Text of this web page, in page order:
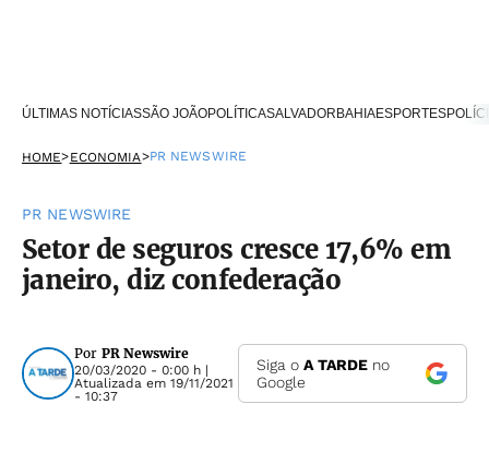
ÚLTIMAS NOTÍCIASSÃO JOÃOPOLÍTICASALVADOR BAHIAESPORTES
HOME>ECONOMIA>PR NEWSWIRE
PR NEWSWIRE
Setor de seguros cresce 17,6% em
janeiro, diz confederação
Por PR Newswire
20/03/2020 - 0:00 h |
Atualizada em 19/11/2021
- 10:37
Siga o A TARDEno
Google